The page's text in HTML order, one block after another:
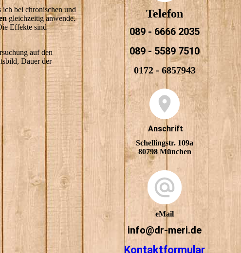
ich bei chronischen und
gleichzeitig anwende.
Effekte sind
auf den
Dauer der
Telefon
089 - 6666 2035
089 - 5589 7510
0172 - 6857943
Anschrift
Schellingstr. 109a
80798 München
eMail
info@dr-meri.de
Kontaktformular